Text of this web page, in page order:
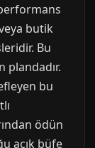
butik
Bu
plandadır.
bu
ödün
açık büfe